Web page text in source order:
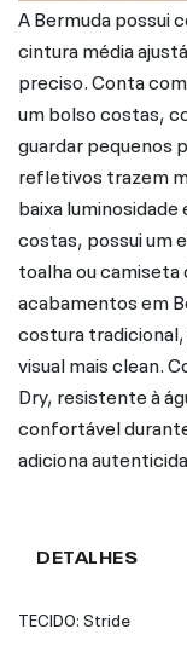
A Bermuda possui
cintura média
preciso. Conta
um bolso costas,
guardar pequenos
refletivos trazem
baixa
costas, possui um
toalha ou
acabamentos em
costura
visual mais clean.
Dry, resistente à
confortável
adiciona
DETALHES
TECIDO: Stride